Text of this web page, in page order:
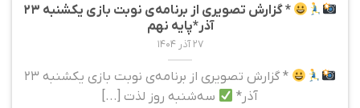
* گزارش تصویری از برنامه‌ی نوبت بازی یکشنبه ۲۳
آذر*پایه نهم
۲۷ آذر ۱۴۰۴
* گزارش تصویری از برنامه‌ی نوبت بازی یکشنبه ۲۳
آذر*
سه‌شنبه روز لذت [...]